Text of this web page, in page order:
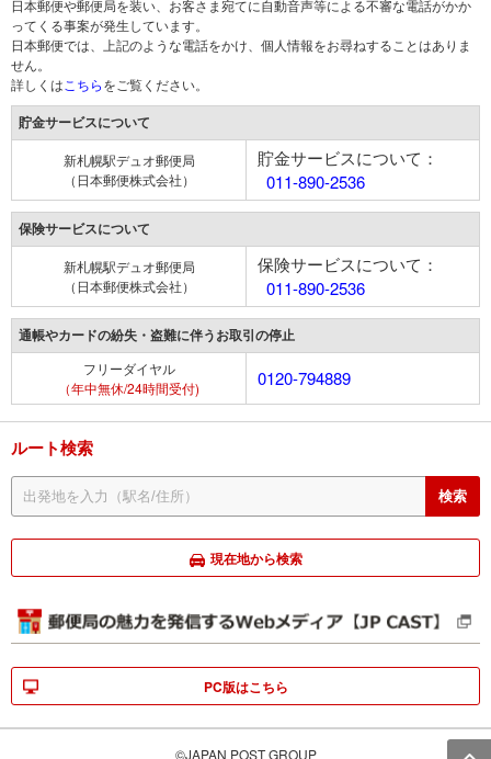
日本郵便や郵便局を装い、お客さま宛てに自動音声等による不審な電話がかか
ってくる事案が発生しています。
日本郵便では、上記のような電話をかけ、個人情報をお尋ねすることはありま
せん。
詳しくは こちらをご覧ください。
貯金サービスについて
新札幌駅デュオ郵便局
（日本郵便株式会社）
貯金サービスについて：
011-890-2536
保険サービスについて
新札幌駅デュオ郵便局
（日本郵便株式会社）
保険サービスについて：
011-890-2536
通帳やカードの紛失・盗難に伴うお取引の停止
フリーダイヤル
（年中無休/24時間受付)
0120-794889
ルート検索
現在地から検索
PC版はこちら
©JAPAN POST GROUP